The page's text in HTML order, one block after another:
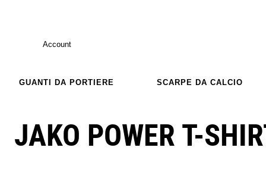
Account
GUANTI DA PORTIERE SCARPE DA CALCIO
JAKO POWER T-